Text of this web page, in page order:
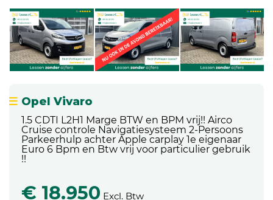
Opel Vivaro
1.5 CDTI L2H1 Marge BTW en BPM vrij!! Airco
Cruise controle Navigatiesysteem 2-Persoons
Parkeerhulp achter Apple carplay 1e eigenaar
Euro 6 Bpm en Btw vrij voor particulier gebruik
!!
€ 18.950 Excl. Btw